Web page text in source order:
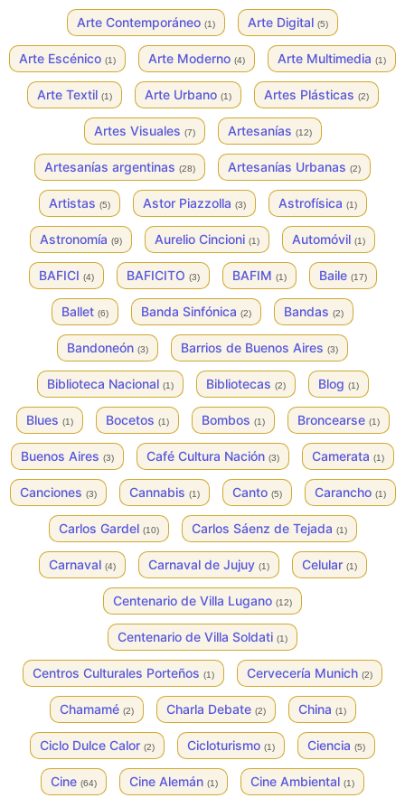
Arte Contemporáneo (1) Arte Digital (5)
Arte Escénico (1) Arte Moderno (4) Arte Multimedia (1)
Arte Textil (1) Arte Urbano (1) Artes Plásticas (2)
Artes Visuales (7) Artesanías (12)
Artesanías argentinas (28) Artesanías Urbanas (2)
Artistas (5) Astor Piazzolla (3) Astrofísica (1)
Astronomía (9) Aurelio Cincioni (1) Automóvil (1)
BAFICI (4) BAFICITO (3) BAFIM (1) Baile (17)
Ballet (6) Banda Sinfónica (2) Bandas (2)
Bandoneón (3) Barrios de Buenos Aires (3)
Biblioteca Nacional (1) Bibliotecas (2) Blog (1)
Blues (1) Bocetos (1) Bombos (1) Broncearse (1)
Buenos Aires (3) Café Cultura Nación (3) Camerata (1)
Canciones (3) Cannabis (1) Canto (5) Carancho (1)
Carlos Gardel (10) Carlos Sáenz de Tejada (1)
Carnaval (4) Carnaval de Jujuy (1) Celular (1)
Centenario de Villa Lugano (12)
Centenario de Villa Soldati (1)
Centros Culturales Porteños (1) Cervecería Munich (2)
Chamamé (2) Charla Debate (2) China (1)
Ciclo Dulce Calor (2) Cicloturismo (1) Ciencia (5)
Cine (64) Cine Alemán (1) Cine Ambiental (1)